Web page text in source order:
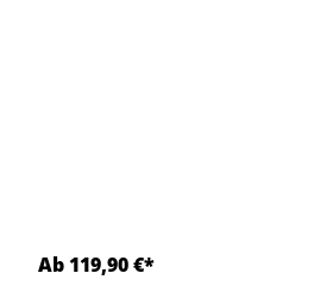
Ab 119,90 €*